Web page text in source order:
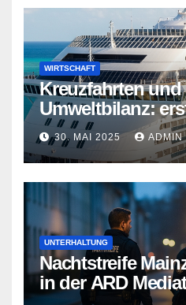
WIRTSCHAFT
Kreuzfahrten und
Umweltbilanz:
Kreuzfahrtschiffe
Wege
30. MAI 2025 ADMIN
UNTERHALTUNG
Nachtstreife
in der ARD